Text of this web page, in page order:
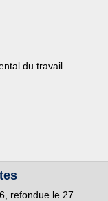
du travail.
refondue le 27